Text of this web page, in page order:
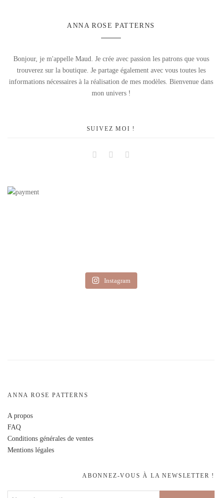
ANNA ROSE PATTERNS
Bonjour, je m'appelle Maud. Je crée avec passion les patrons que vous
trouverez sur la boutique. Je partage également avec vous toutes les
informations nécessaires à la réalisation de mes modèles. Bienvenue dans
mon univers !
SUIVEZ MOI !
FacebookInstagram
Instagram
ANNA ROSE PATTERNS
A propos
FAQ
Conditions générales de ventes
Mentions légales
ABONNEZ-VOUS À LA NEWSLETTER !